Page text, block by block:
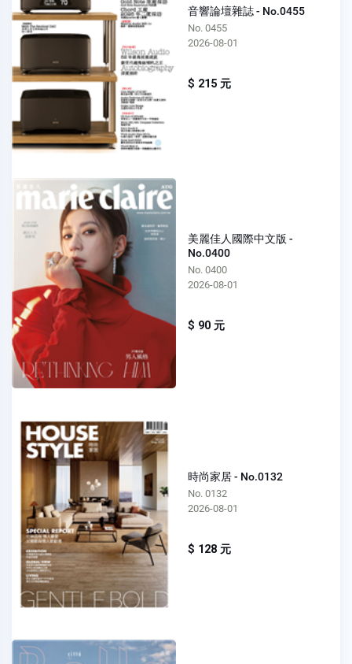
音響論壇雜誌 - No.0455
No. 0455
2026-08-01
$ 215 元
美麗佳人國際中文版 -
No.0400
No. 0400
2026-08-01
$ 90 元
時尚家居 - No.0132
No. 0132
2026-08-01
$ 128 元